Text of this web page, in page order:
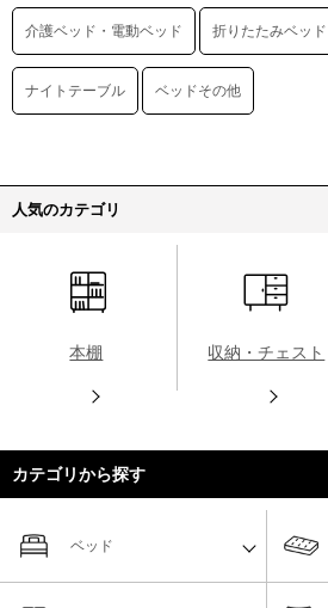
介護ベッド・電動ベッド 折りたたみベッド
ナイトテーブル ベッドその他
人気のカテゴリ
本棚 収納・チェスト
カテゴリから探す
ベッド